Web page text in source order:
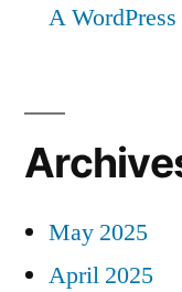
A
May 2025
April 2025